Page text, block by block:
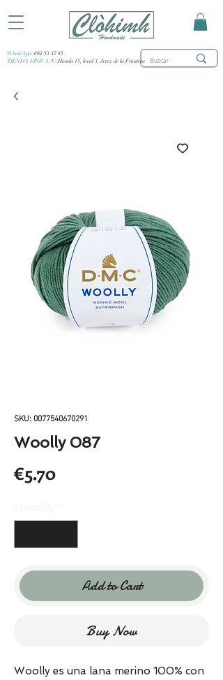
WhatsApp: 682 53 47 85
TIENDA FÍSICA: C/ Honda 15, local 3, Jerez de la Frontera
SKU: 0077540670291
Woolly 087
€5.70Price
Add to Cart
Buy Now
Woolly es una lana merino 100% con